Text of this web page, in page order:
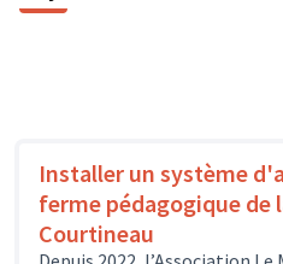
Installer un système
ferme pédagogique de
Courtineau